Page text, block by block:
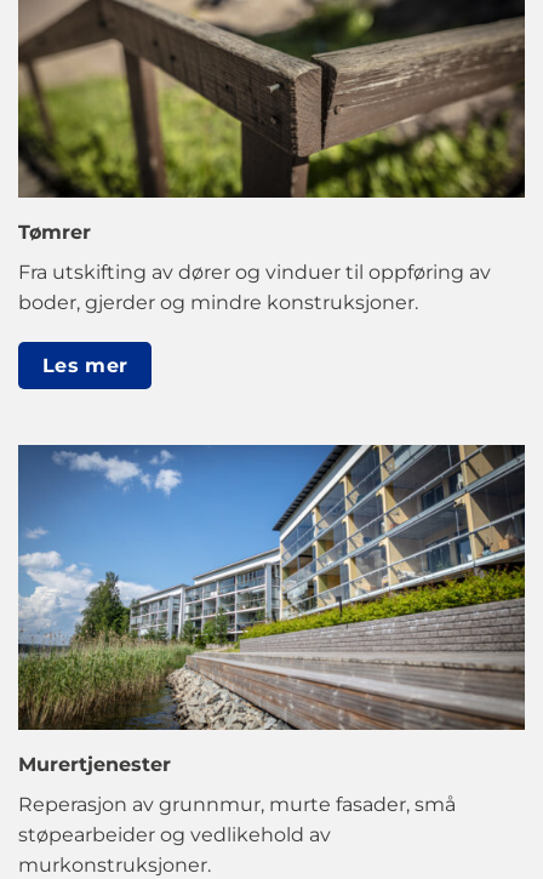
Tømrer
Fra utskifting av dører og vinduer til oppføring av
boder, gjerder og mindre konstruksjoner.
Les mer
Murertjenester
Reperasjon av grunnmur, murte fasader, små
støpearbeider og vedlikehold av
murkonstruksjoner.